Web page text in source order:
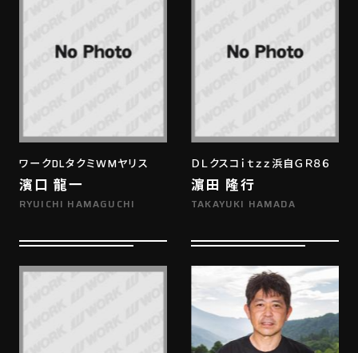
ワークDLタクミWMヤリス
濱口 龍一
RYUICHI HAMAGUCHI
ＤＬクスコｉｔｚｚ浜自ＧＲ８６
濵田 隆行
TAKAYUKI HAMADA